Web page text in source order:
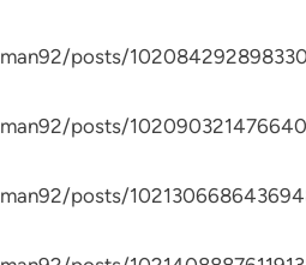
posts/
posts/
posts/